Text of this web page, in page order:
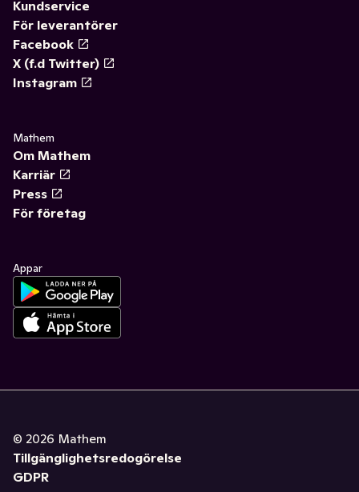
Kundservice
För leverantörer
Facebook
X (f.d Twitter)
Instagram
Mathem
Om Mathem
Karriär
Press
För företag
Appar
© 2026 Mathem
Tillgänglighetsredogörelse
GDPR